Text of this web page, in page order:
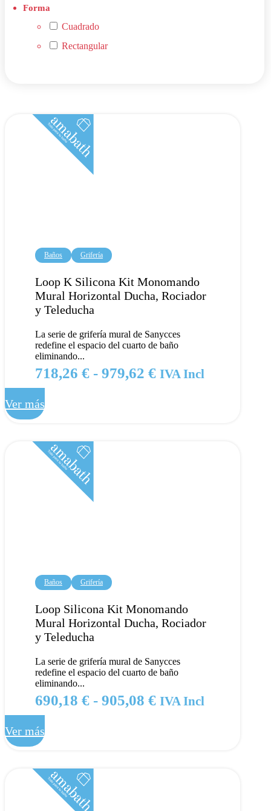
Cuadrado
Rectangular
Baños Grifería
Loop K Silicona Kit Monomando
Mural Horizontal Ducha, Rociador
y Teleducha
La serie de grifería mural de Sanycces
redefine el espacio del cuarto de baño
eliminando...
718,26 € - 979,62 €Rango
IVA Incl
Ver más
Baños Grifería
Loop Silicona Kit Monomando
Mural Horizontal Ducha, Rociador
y Teleducha
La serie de grifería mural de Sanycces
redefine el espacio del cuarto de baño
eliminando...
690,18 € - 905,08 €Rango
IVA Incl
Ver más